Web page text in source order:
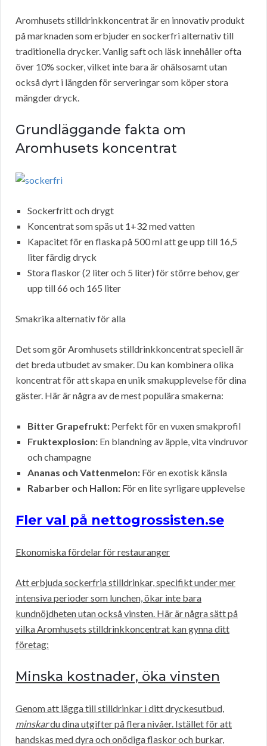
Aromhusets stilldrinkkoncentrat är en innovativ produkt
på marknaden som erbjuder en sockerfri alternativ till
traditionella drycker. Vanlig saft och läsk innehåller ofta
över 10% socker, vilket inte bara är ohälsosamt utan
också dyrt i längden för serveringar som köper stora
mängder dryck.
Grundläggande fakta om
Aromhusets koncentrat
Sockerfritt och drygt
Koncentrat som späs ut 1+32 med vatten
Kapacitet för en flaska på 500 ml att ge upp till 16,5
liter färdig dryck
Stora flaskor (2 liter och 5 liter) för större behov, ger
upp till 66 och 165 liter
Smakrika alternativ för alla
Det som gör Aromhusets stilldrinkkoncentrat speciell är
det breda utbudet av smaker. Du kan kombinera olika
koncentrat för att skapa en unik smakupplevelse för dina
gäster. Här är några av de mest populära smakerna:
Bitter Grapefrukt: Perfekt för en vuxen smakprofil
Fruktexplosion: En blandning av äpple, vita vindruvor
och champagne
Ananas och Vattenmelon: För en exotisk känsla
Rabarber och Hallon: För en lite syrligare upplevelse
Fler val på nettogrossisten.se
Ekonomiska fördelar för restauranger
Att erbjuda sockerfria stilldrinkar, specifikt under mer
intensiva perioder som lunchen, ökar inte bara
kundnöjdheten utan också vinsten. Här är några sätt på
vilka Aromhusets stilldrinkkoncentrat kan gynna ditt
företag:
Minska kostnader, öka vinsten
Genom att lägga till stilldrinkar i ditt dryckesutbud,
minskardu dina utgifter på flera nivåer. Istället för att
handskas med dyra och onödiga flaskor och burkar,